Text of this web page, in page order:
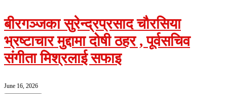
बीरगञ्जका सुरेन्द्रप्रसाद चौरसिया
भ्रष्टाचार मुद्दामा दोषी ठहर , पूर्वसचिव
संगीता मिश्रलाई सफाइ
June 16, 2026